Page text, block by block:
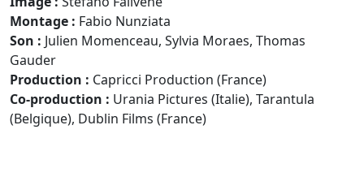
Montage : Fabio Nunziata
Son : Julien Momenceau, Sylvia Moraes, Thomas
Gauder
Production : Capricci Production (France)
Co-production : Urania Pictures (Italie), Tarantula
(Belgique), Dublin Films (France)